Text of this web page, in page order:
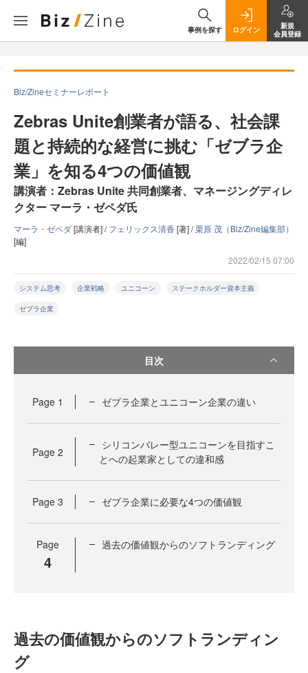
事例を探す ログイン
新規
会員登録
Biz/Zineセミナーレポート
Zebras Unite創業者が語る、社会課
題と持続的な経営に挑む「ゼブラ企
業」を知る4つの価値観
講演者：Zebras Unite 共同創業者、マネージングディレ
クター マーラ・ゼペダ氏
マーラ・ゼペダ[講演者] /フェリックス清香[著] /栗原 茂（Biz/Zine編集部）
[編]
2022/02/15 07:00
システム思考 企業戦略 ユニコーン ステークホルダー資本主義
ゼブラ企業
目次
Page 1 ゼブラ企業とユニコーン企業の違い
Page 2
シリコンバレー型ユニコーンを目指すこ
とへの起業家としての違和感
Page 3 ゼブラ企業に必要な4つの価値観
Page
4
過去の価値観からのソフトランディング
過去の価値観からのソフトランディン
グ